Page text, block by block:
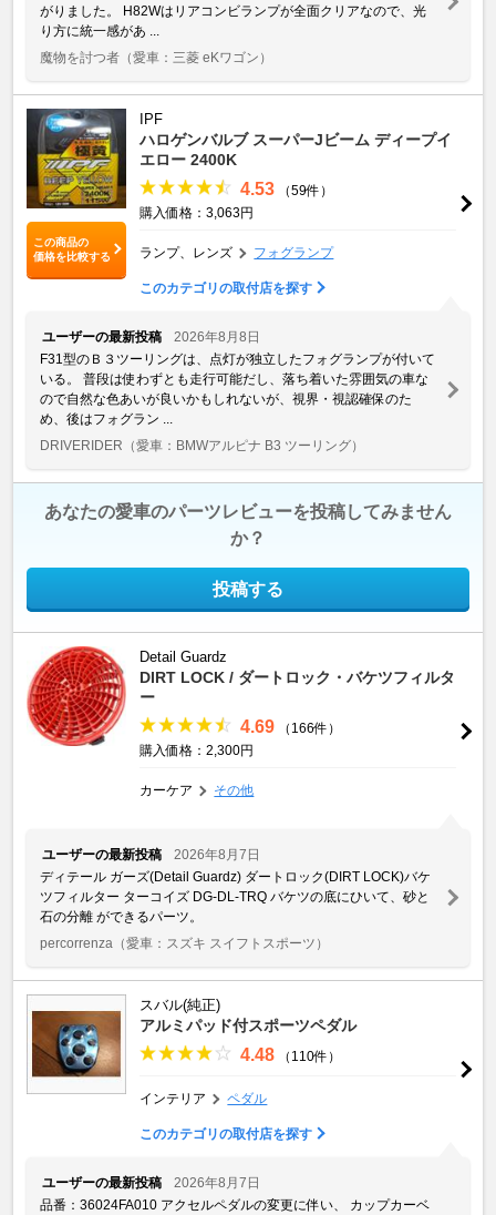
がりました。 H82Wはリアコンビランプが全面クリアなので、光
り方に統一感があ ...
魔物を討つ者 （愛車：三菱 eKワゴン）
この商品の
価格を比較する
IPF
ハロゲンバルブ スーパーJビーム ディープイ
エロー 2400K
4.53
（59件）
購入価格：3,063円
ランプ、レンズ フォグランプ
このカテゴリの取付店を探す
ユーザーの最新投稿
2026年8月8日
F31型のＢ３ツーリングは、点灯が独立したフォグランプが付いて
いる。 普段は使わずとも走行可能だし、落ち着いた雰囲気の車な
ので自然な色あいが良いかもしれないが、視界・視認確保のた
め、後はフォグラン ...
DRIVERIDER （愛車：BMWアルピナ B3 ツーリング）
あなたの愛車のパーツレビューを投稿してみません
か？
投稿する
Detail Guardz
DIRT LOCK / ダートロック・バケツフィルタ
ー
4.69
（166件）
購入価格：2,300円
カーケア その他
ユーザーの最新投稿
2026年8月7日
ディテール ガーズ(Detail Guardz) ダートロック(DIRT LOCK)バケ
ツフィルター ターコイズ DG-DL-TRQ バケツの底にひいて、砂と
石の分離 ができるパーツ。
percorrenza （愛車：スズキ スイフトスポーツ）
スバル(純正)
アルミパッド付スポーツペダル
4.48 （110件）
インテリア ペダル
このカテゴリの取付店を探す
ユーザーの最新投稿
2026年8月7日
品番：36024FA010 アクセルペダルの変更に伴い、 カップカーベ